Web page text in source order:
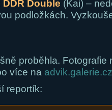
DDR Double (Kai) –
podložkách.
proběhla. Fotografie
více na advik.galerie.cz
reportík: